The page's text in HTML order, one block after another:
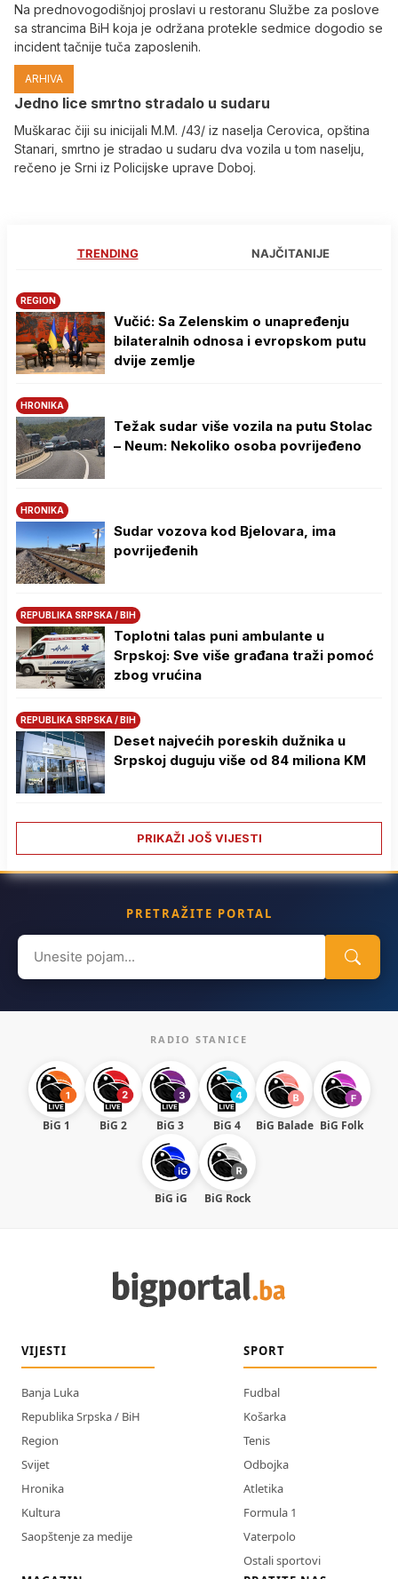
Na prednovogodišnjoj proslavi u restoranu Službe za poslove
sa strancima BiH koja je održana protekle sedmice dogodio se
incident tačnije tuča zaposlenih.
ARHIVA
Јedno lice smrtno stradalo u sudaru
Muškarac čiji su inicijali M.M. /43/ iz naselja Cerovica, opština
Stanari, smrtno je stradao u sudaru dva vozila u tom naselju,
rečeno je Srni iz Policijske uprave Doboj.
TRENDING NAJČITANIJE
REGION
Vučić: Sa Zelenskim o unapređenju
bilateralnih odnosa i evropskom putu
dvije zemlje
HRONIKA
Težak sudar više vozila na putu Stolac
– Neum: Nekoliko osoba povrijeđeno
HRONIKA
Sudar vozova kod Bjelovara, ima
povrijeđenih
REPUBLIKA SRPSKA / BIH
Toplotni talas puni ambulante u
Srpskoj: Sve više građana traži pomoć
zbog vrućina
REPUBLIKA SRPSKA / BIH
Deset najvećih poreskih dužnika u
Srpskoj duguju više od 84 miliona KM
PRIKAŽI JOŠ VIJESTI
PRETRAŽITE PORTAL
Search
for:
RADIO STANICE
BiG 1 BiG 2 BiG 3 BiG 4 BiG Balade BiG Folk
BiG iG BiG Rock
VIJESTI
Banja Luka
Republika Srpska / BiH
Region
Svijet
Hronika
Kultura
Saopštenje za medije
SPORT
Fudbal
Košarka
Tenis
Odbojka
Atletika
Formula 1
Vaterpolo
Ostali sportovi